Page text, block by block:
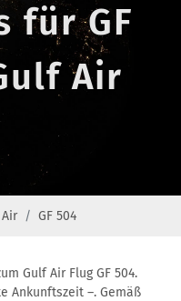
für GF
Air
GF 504
Gulf Air Flug GF 504.
Ankunftszeit –. Gemäß